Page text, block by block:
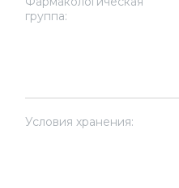
группа:
Условия хранения: